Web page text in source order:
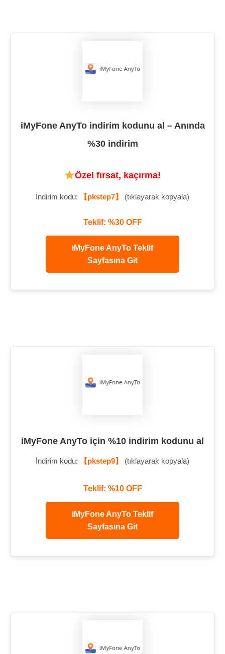
iMyFone AnyTo indirim kodunu al – Anında
%30 indirim
Özel fırsat, kaçırma!
İndirim kodu: 【pkstep7】 (tıklayarak kopyala)
Teklif: %30 OFF
iMyFone AnyTo Teklif
Sayfasına Git
iMyFone AnyTo için %10 indirim kodunu al
İndirim kodu: 【pkstep9】 (tıklayarak kopyala)
Teklif: %10 OFF
iMyFone AnyTo Teklif
Sayfasına Git